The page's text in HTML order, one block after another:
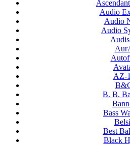
Audio
Audio
Audio
AZ-
B. B.
Bass
Best
Black